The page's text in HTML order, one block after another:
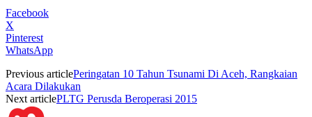
Facebook
X
Pinterest
WhatsApp
Previous articlePeringatan 10 Tahun Tsunami Di Aceh, Rangkaian
Acara Dilakukan
Next articlePLTG Perusda Beroperasi 2015